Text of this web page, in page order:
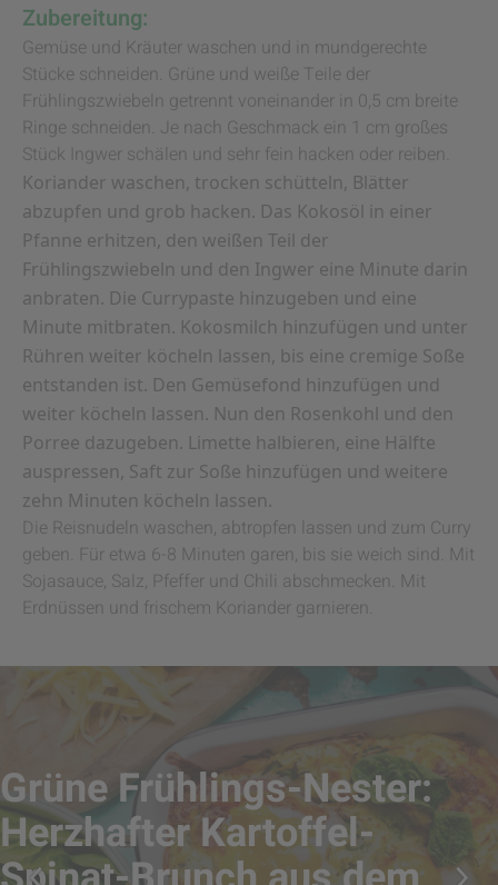
Zubereitung:
Gemüse und Kräuter waschen und in mundgerechte
Stücke schneiden. Grüne und weiße Teile der
Frühlingszwiebeln getrennt voneinander in 0,5 cm breite
Ringe schneiden. Je nach Geschmack ein 1 cm großes
Stück Ingwer schälen und sehr fein hacken oder reiben.
Koriander waschen, trocken schütteln, Blätter
abzupfen und grob hacken. Das Kokosöl in einer
Pfanne erhitzen, den weißen Teil der
Frühlingszwiebeln und den Ingwer eine Minute darin
anbraten. Die Currypaste hinzugeben und eine
Minute mitbraten. Kokosmilch hinzufügen und unter
Rühren weiter köcheln lassen, bis eine cremige Soße
entstanden ist. Den Gemüsefond hinzufügen und
weiter köcheln lassen. Nun den Rosenkohl und den
Porree dazugeben. Limette halbieren, eine Hälfte
auspressen, Saft zur Soße hinzufügen und weitere
zehn Minuten köcheln lassen.
Die Reisnudeln waschen, abtropfen lassen und zum Curry
geben. Für etwa 6-8 Minuten garen, bis sie weich sind. Mit
Sojasauce, Salz, Pfeffer und Chili abschmecken. Mit
Erdnüssen und frischem Koriander garnieren.